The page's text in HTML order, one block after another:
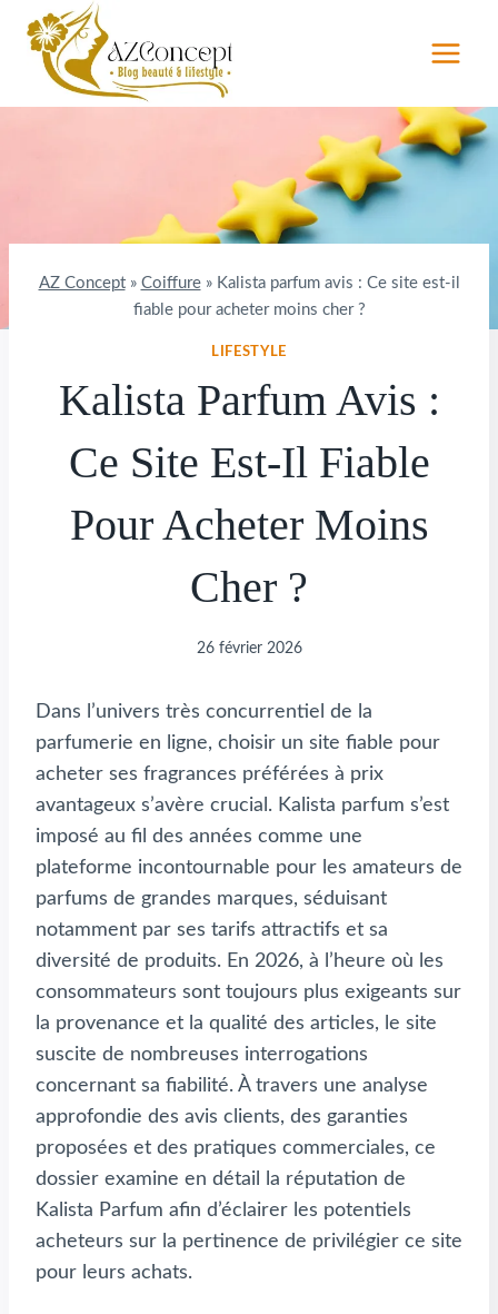
Aller
contenu
AZ Concept» Coiffure» Kalista parfum avis : Ce site est-il
fiable pour acheter moins cher ?
LIFESTYLE
Kalista Parfum Avis :
Ce Site Est-Il Fiable
Pour Acheter Moins
Cher ?
26 février 2026
Dans l’univers très concurrentiel de la
parfumerie en ligne, choisir un site fiable pour
acheter ses fragrances préférées à prix
avantageux s’avère crucial. Kalista parfum s’est
imposé au fil des années comme une
plateforme incontournable pour les amateurs de
parfums de grandes marques, séduisant
notamment par ses tarifs attractifs et sa
diversité de produits. En 2026, à l’heure où les
consommateurs sont toujours plus exigeants sur
la provenance et la qualité des articles, le site
suscite de nombreuses interrogations
concernant sa fiabilité. À travers une analyse
approfondie des avis clients, des garanties
proposées et des pratiques commerciales, ce
dossier examine en détail la réputation de
Kalista Parfum afin d’éclairer les potentiels
acheteurs sur la pertinence de privilégier ce site
pour leurs achats.